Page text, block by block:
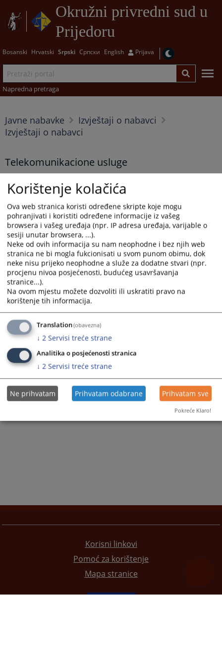
Okružni privredni sud u
Prijedoru
Bosanski Hrvatski Srpski Српски English Prijava
Napredna pretraga
Javne nabavke
Izvještaji o nabavci
Izvještaji o nabavci
Telekomunikacione usluge
Prikazana vijest je na: Srpski jezik
Prateći dokumenti
Telekomunikacione usluge
64PREGLEDA
Korisni linkovi
Pomoć za korištenje
Mapa stranice
Korištenje kolačića
Ova web stranica koristi određene skripte koje mogu
pohranjivati i koristiti određene informacije iz vašeg
browsera i vašeg uređaja (npr. IP adresa uređaja, varijable o
sesiji unutar browsera, ...).
Neke od ovih informacija su nam neophodne i bez njih web
stranica ne bi mogla fukcionisati u svom punom obimu, dok
neke nisu prijeko neophodne a služe za dodatne stvari (npr.
procjenu nivoa posjećenosti, budućeg usavršavanja
stranice...).
Na ovom mjestu možete dozvoliti ili uskratiti pravo na
korištenje tih informacija.
Translation(obavezna)
↓ 2 Servisi treće strane
Analitika o posjećenosti stranica
↓ 2 Servisi treće strane
Ne prihvatam Prihvatam odabrane Prihvatam sve
Pokreće Klaro!